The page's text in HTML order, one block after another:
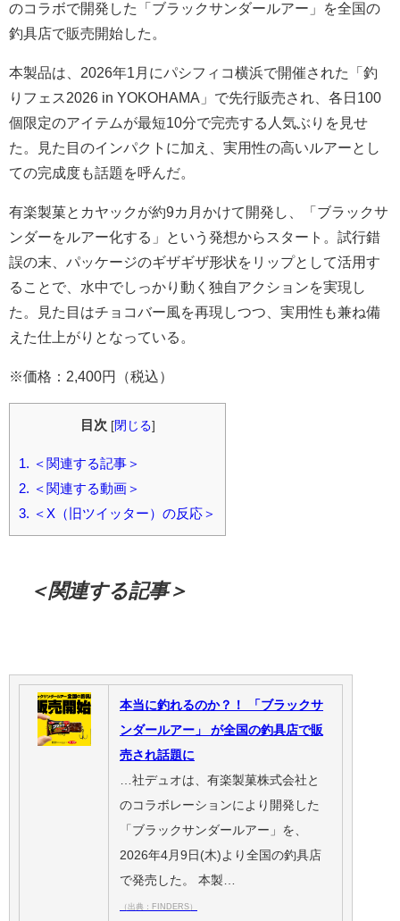
のコラボで開発した「ブラックサンダールアー」を全国の
釣具店で販売開始した。
本製品は、2026年1月にパシフィコ横浜で開催された「釣
りフェス2026 in YOKOHAMA」で先行販売され、各日100
個限定のアイテムが最短10分で完売する人気ぶりを見せ
た。見た目のインパクトに加え、実用性の高いルアーとし
ての完成度も話題を呼んだ。
有楽製菓とカヤックが約9カ月かけて開発し、「ブラックサ
ンダーをルアー化する」という発想からスタート。試行錯
誤の末、パッケージのギザギザ形状をリップとして活用す
ることで、水中でしっかり動く独自アクションを実現し
た。見た目はチョコバー風を再現しつつ、実用性も兼ね備
えた仕上がりとなっている。
※価格：2,400円（税込）
目次 [閉じる]
1. ＜関連する記事＞
2. ＜関連する動画＞
3. ＜X（旧ツイッター）の反応＞
＜関連する記事＞
本当に釣れるのか？！ 「ブラックサ
ンダールアー」 が全国の釣具店で販
売され話題に
…社デュオは、有楽製菓株式会社と
のコラボレーションにより開発した
「ブラックサンダールアー」を、
2026年4月9日(木)より全国の釣具店
で発売した。 本製…
（出典：FINDERS）